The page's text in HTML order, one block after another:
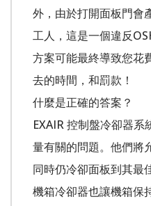
外，由於打開面板門會
工人，這是一個違反
方案可能最終導致您花
去的時間，和罰款！
什麼是正確的答案？
EXAIR 控制盤冷卻器
量有關的問題。他們將
同時仍冷卻面板到其最
機箱冷卻器也讓機箱保